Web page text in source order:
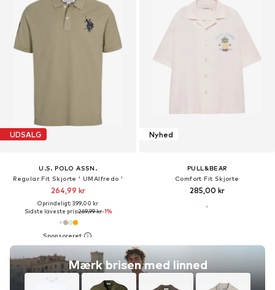
UDSALG
U.S. POLO ASSN.
Regular Fit Skjorte ' UMAlfredo '
264,99 kr
Oprindeligt: 399,00 kr
Sidste laveste pris:269,99 kr-1%
Mærk brisen med linned
Nyhed
PULL&BEAR
Comfort Fit Skjorte
285,00 kr